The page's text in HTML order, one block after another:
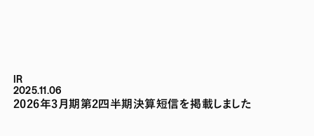
IR
2025.11.06
2026年3月期第2四半期決算短信を掲載しました